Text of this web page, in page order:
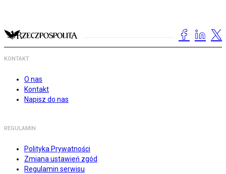
KONTAKT
O nas
Kontakt
Napisz do nas
REGULAMIN
Polityka Prywatności
Zmiana ustawień zgód
Regulamin serwisu